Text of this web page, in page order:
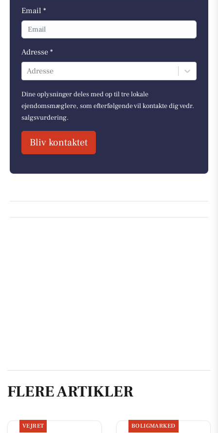
Email *
Adresse *
Adresse
Dine oplysninger deles med op til tre lokale
ejendomsmæglere, som efterfølgende vil kontakte dig vedr.
salgsvurdering.
Bliv kontaktet
FLERE ARTIKLER
VEJRET BOLIGMARKED